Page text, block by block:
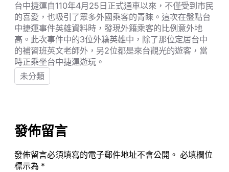
台中捷運自110年4月25日正式通車以來，不僅受到市民
的喜愛，也吸引了眾多外國乘客的青睞。這次在盤點台
中捷運事件英雄資料時，發現外籍乘客的比例意外地
高。此次事件中的3位外籍英雄中，除了那位定居台中
的補習班英文老師外，另2位都是來台觀光的遊客，當
時正乘坐台中捷運遊玩。
未分類
發佈留言
發佈留言必須填寫的電子郵件地址不會公開。 必填欄位
標示為 *